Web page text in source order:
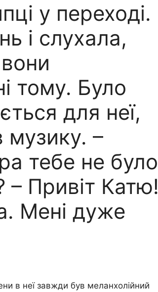
у переході.
і слухала,
тому. Було
для неї,
–
тебе не було
– Привіт Катю!
Мені дуже
в неї завжди був меланхолійний